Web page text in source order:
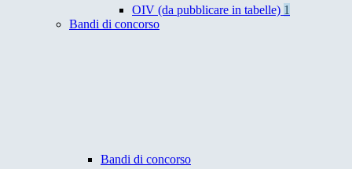
OIV (da pubblicare in tabelle) 1
Bandi di concorso
Bandi di concorso